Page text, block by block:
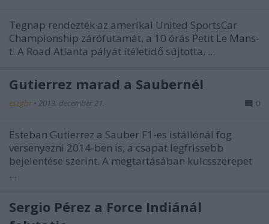
Tegnap rendezték az amerikai United SportsCar
Championship zárófutamát, a 10 órás Petit Le Mans-
t. A Road Atlanta pályát ítéletidő sújtotta, ...
Gutierrez marad a Saubernél
eszgbr • 2013. december 21. 0
Esteban Gutierrez a Sauber F1-es istállónál fog
versenyezni 2014-ben is, a csapat legfrissebb
bejelentése szerint. A megtartásában kulcsszerepet
...
Sergio Pérez a Force Indiánál